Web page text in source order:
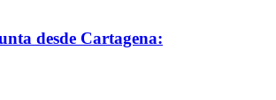
desde Cartagena: